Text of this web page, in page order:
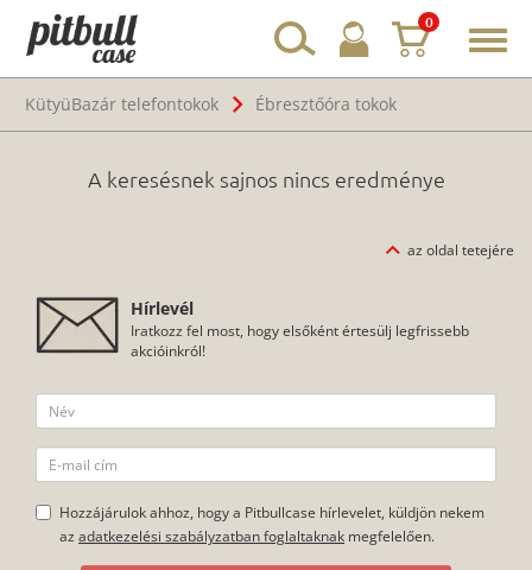
0
KütyüBazár telefontokok
Ébresztőóra tokok
A keresésnek sajnos nincs eredménye
az oldal tetejére
Hírlevél
Iratkozz fel most, hogy elsőként értesülj legfrissebb
akcióinkról!
Hozzájárulok ahhoz, hogy a Pitbullcase hírlevelet, küldjön nekem
az adatkezelési szabályzatban foglaltaknak megfelelően.